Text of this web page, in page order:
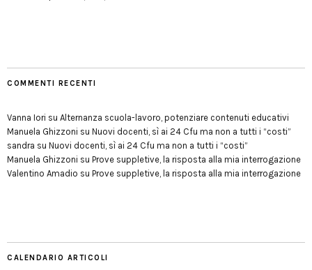
COMMENTI RECENTI
Vanna Iori su Alternanza scuola-lavoro, potenziare contenuti educativi
Manuela Ghizzoni su Nuovi docenti, sì ai 24 Cfu ma non a tutti i “costi”
sandra su Nuovi docenti, sì ai 24 Cfu ma non a tutti i “costi”
Manuela Ghizzoni su Prove suppletive, la risposta alla mia interrogazione
Valentino Amadio su Prove suppletive, la risposta alla mia interrogazione
CALENDARIO ARTICOLI